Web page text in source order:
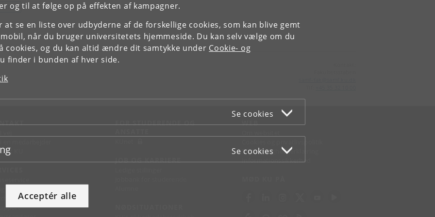
og til at følge op på effekten af kampagner.
at se en liste over udbyderne af de forskellige cookies, som kan blive gemt
når du bruger universitetets hjemmeside. Du kan selv vælge om du
cookies, og du kan altid ændre dit samtykke under Cookie- og
finder i bunden af hver side.
Se cookies
Se cookies
Acceptér alle
KU
FOR STUDERENDE OG
JOB OG KARRIERE
WEB
Tilgængelighedserklæring
Informationssikkerhed